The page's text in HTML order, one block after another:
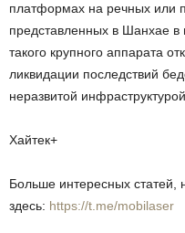
платформах на речных или
представленных в Шанхае
такого крупного аппарата
ликвидации последствий
неразвитой инфраструктурой.
Хайтек+
Больше интересных статей,
здесь: https://t.me/mobilaser